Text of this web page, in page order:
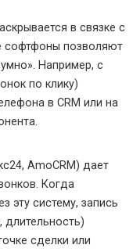
в связке с
софтфоны позволяют
Например, с
по клику)
в CRM или на
AmoCRM) дает
Когда
эту систему, запись
длительность)
сделки или